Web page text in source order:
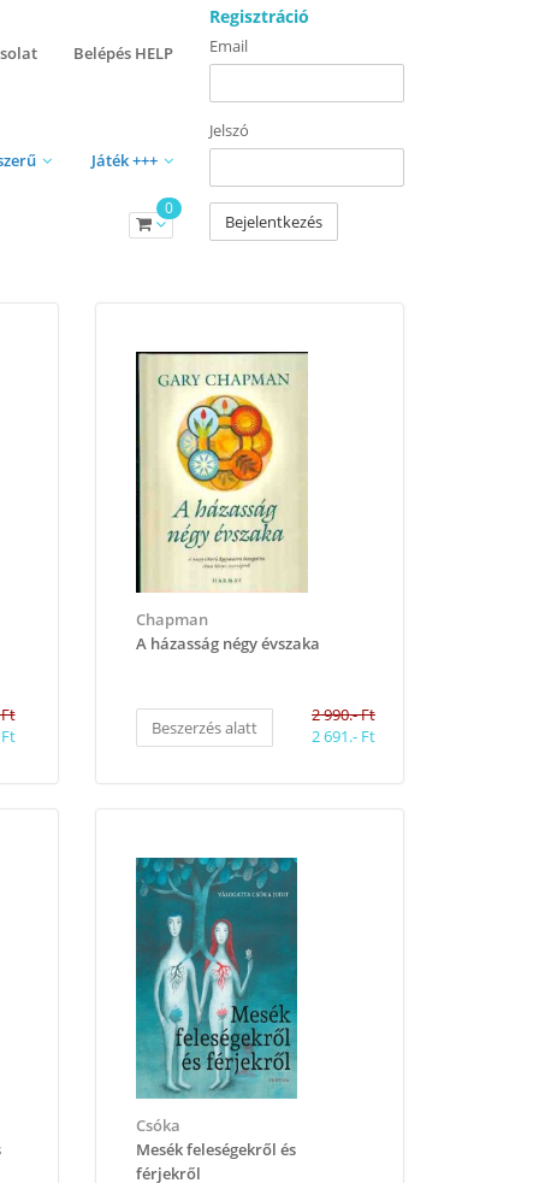
Belépés HELP
Játék +++
0
Regisztráció
Email
Jelszó
Bejelentkezés
Chapman
A házasság négy évszaka
Beszerzés alatt
2 990.- Ft
2 691.- Ft
Csóka
​Mesék feleségekről és
férjekről